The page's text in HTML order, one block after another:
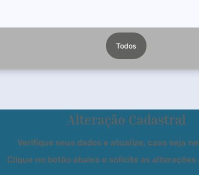
Todos
Alteração Cadastral
Verifique seus dados e atualize, caso seja
Clique no botão abaixo e solicite as alterações